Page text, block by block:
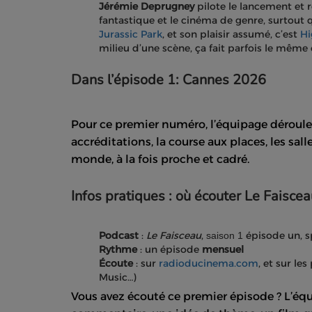
Jérémie Deprugneypilote le lancement et
fantastique et le cinéma de genre, surtout
Jurassic Park, et son plaisir assumé, c’est
milieu d’une scène, ça fait parfois le
Dans l’épisode 1: Cannes 2026
Pour ce premier numéro, l’équipage
accréditations, la course aux places, les
monde, à la fois proche et cadré.
Infos pratiques : où écouter Le
Podcast : Le Faisceau, saison 1 épisode un,
Rythme : un épisode mensuel
Écoute: sur radioducinema.com, et sur
Music…)
Vous avez écouté ce premier épisode ?